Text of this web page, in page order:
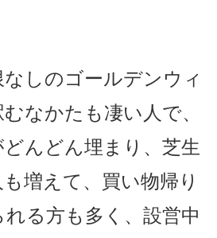
しのゴールデンウィ
なかたも凄い人で、
んどん埋まり、芝生
増えて、買い物帰り
る方も多く、設営中